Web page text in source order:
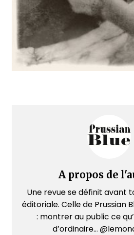
A propos de
Une revue se définit avant
éditoriale. Celle de Prussian
: montrer au public ce
d’ordinaire...